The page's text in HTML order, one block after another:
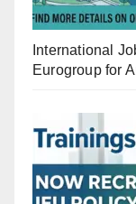
International
Eurogroup for